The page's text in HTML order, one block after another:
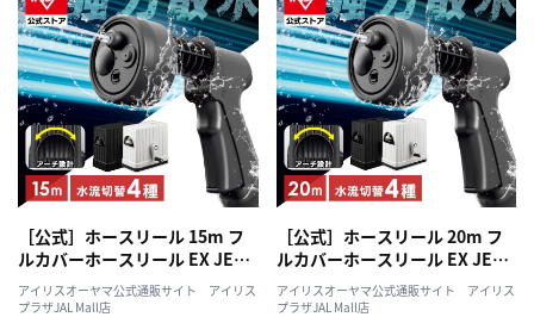
［公式］ホースリール 15m フ
ルカバーホースリール EX JET
15M FHEXJ-15 アッシュホワイ
ト アイリスオーヤマ
アイリスオーヤマ公式通販サイト アイリス
プラザJAL Mall店
［公式］ホースリール 20m フ
ルカバーホースリール EX JET
20M FHEXJ-20 ブラック アイリ
スオーヤマ
アイリスオーヤマ公式通販サイト アイリス
プラザJAL Mall店